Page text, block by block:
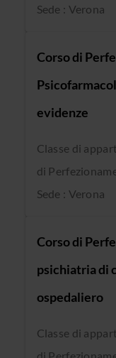
Sede : Verona
Corso di
evidenze
Classe di
di
Sede : Verona
Corso di
psichiatria di
ospedaliero
Classe di